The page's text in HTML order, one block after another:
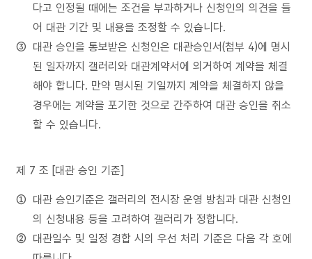
다고 인정될 때에는 조건을 부과하거나 신청인의 의견을 들
어 대관 기간 및 내용을 조정할 수 있습니다.
대관 승인을 통보받은 신청인은 대관승인서(첨부 4)에 명시
된 일자까지 갤러리와 대관계약서에 의거하여 계약을 체결
해야 합니다. 만약 명시된 기일까지 계약을 체결하지 않을
경우에는 계약을 포기한 것으로 간주하여 대관 승인을 취소
할 수 있습니다.
제 7 조 [대관 승인 기준]
대관 승인기준은 갤러리의 전시장 운영 방침과 대관 신청인
의 신청내용 등을 고려하여 갤러리가 정합니다.
대관일수 및 일정 경합 시의 우선 처리 기준은 다음 각 호에